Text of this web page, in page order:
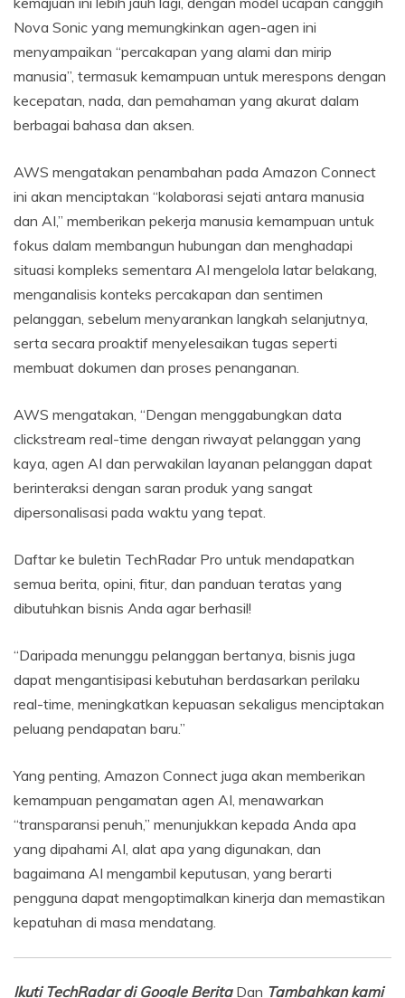
Nova Sonic yang memungkinkan agen-agen ini
menyampaikan “percakapan yang alami dan mirip
manusia”, termasuk kemampuan untuk merespons dengan
kecepatan, nada, dan pemahaman yang akurat dalam
berbagai bahasa dan aksen.
AWS mengatakan penambahan pada Amazon Connect
ini akan menciptakan “kolaborasi sejati antara manusia
dan AI,” memberikan pekerja manusia kemampuan untuk
fokus dalam membangun hubungan dan menghadapi
situasi kompleks sementara AI mengelola latar belakang,
menganalisis konteks percakapan dan sentimen
pelanggan, sebelum menyarankan langkah selanjutnya,
serta secara proaktif menyelesaikan tugas seperti
membuat dokumen dan proses penanganan.
AWS mengatakan, “Dengan menggabungkan data
clickstream real-time dengan riwayat pelanggan yang
kaya, agen AI dan perwakilan layanan pelanggan dapat
berinteraksi dengan saran produk yang sangat
dipersonalisasi pada waktu yang tepat.
Daftar ke buletin TechRadar Pro untuk mendapatkan
semua berita, opini, fitur, dan panduan teratas yang
dibutuhkan bisnis Anda agar berhasil!
“Daripada menunggu pelanggan bertanya, bisnis juga
dapat mengantisipasi kebutuhan berdasarkan perilaku
real-time, meningkatkan kepuasan sekaligus menciptakan
peluang pendapatan baru.”
Yang penting, Amazon Connect juga akan memberikan
kemampuan pengamatan agen AI, menawarkan
“transparansi penuh,” menunjukkan kepada Anda apa
yang dipahami AI, alat apa yang digunakan, dan
bagaimana AI mengambil keputusan, yang berarti
pengguna dapat mengoptimalkan kinerja dan memastikan
kepatuhan di masa mendatang.
Ikuti TechRadar di Google BeritaDan Tambahkan kami